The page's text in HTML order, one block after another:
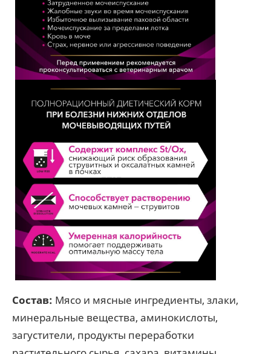
Состав: Мясо и мясные ингредиенты, злаки,
минеральные вещества, аминокислоты,
загустители, продукты переработки